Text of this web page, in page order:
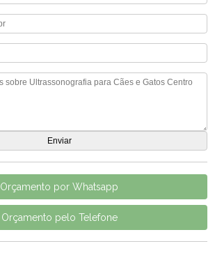
Orçamento por Whatsapp
Orçamento pelo Telefone